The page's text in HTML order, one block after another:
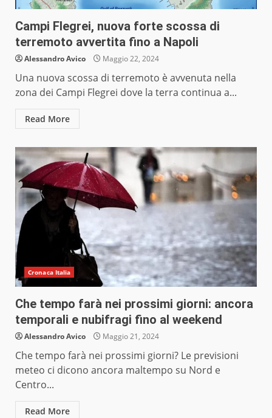
Campi Flegrei, nuova forte scossa di
terremoto avvertita fino a Napoli
Alessandro Avico Maggio 22, 2024
Una nuova scossa di terremoto è avvenuta nella
zona dei Campi Flegrei dove la terra continua a...
Read More
Cronaca Italia
Che tempo farà nei prossimi giorni: ancora
temporali e nubifragi fino al weekend
Alessandro Avico Maggio 21, 2024
Che tempo farà nei prossimi giorni? Le previsioni
meteo ci dicono ancora maltempo su Nord e
Centro...
Read More